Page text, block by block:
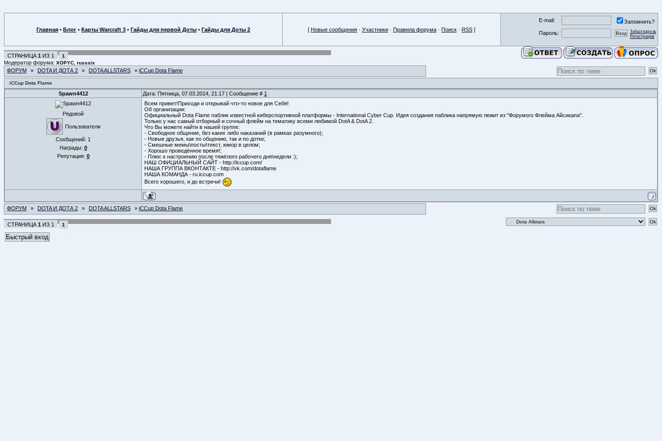
Главная • Блог • Карты Warcraft 3 • Гайды для первой Доты • Гайды для Доты 2 [ Новые сообщения · Участники · Правила форума · Поиск · RSS ]
E-mail:
Запомнить?
Пароль:
Забыл пароль
Регистрация
СТРАНИЦА 1 ИЗ 1 1
Модератор форума: XOPYC russsix
ФОРУМ » DOTA И ДОТА 2 » DOTA ALLSTARS » iCCup Dota Flame
iCCup Dota Flame
Spawn4412 Дата: Пятница, 07.03.2014, 21:17 | Сообщение # 1
Рядовой
Пользователи
Сообщений: 1
Награды: 0
Репутация: 0
Всем привет!Приходи и открывай что-то новое для Себя!
Об организации:
Официальный Dota Flame паблик известной киберспортивной платформы - International Cyber Cup. Идея создания паблика напрямую лежит из "Форумого Флейма Айсикапа".
Только у нас самый отборный и сочный флейм на тематику всеми любимой DotA & DotA 2.
Что Вы можете найти в нашей группе:
- Свободное общение, без каких либо наказаний (в рамках разумного);
- Новые друзья, как по общению, так и по дотке;
- Смешные мемы\посты\текст, юмор в целом;
- Хорошо проведённое время!;
- Плюс к настроению после тяжёлого рабочего дня\недели :);
НАШ ОФИЦИАЛЬНЫЙ САЙТ - http://iccup.com/
НАША ГРУППА ВКОНТАКТЕ - http://vk.com/dotaflame
НАША КОМАНДА - ru.iccup.com
Всего хорошего, и до встречи!
ФОРУМ » DOTA И ДОТА 2 » DOTA ALLSTARS » iCCup Dota Flame
СТРАНИЦА 1 ИЗ 1 1